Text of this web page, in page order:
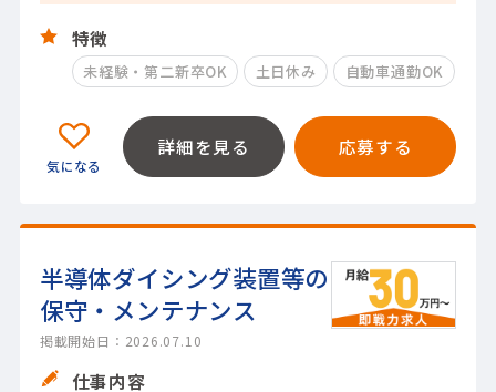
特徴
未経験・第二新卒OK 土日休み 自動車通勤OK
詳細を見る 応募する
半導体ダイシング装置等の
保守・メンテナンス
掲載開始日：2026.07.10
仕事内容